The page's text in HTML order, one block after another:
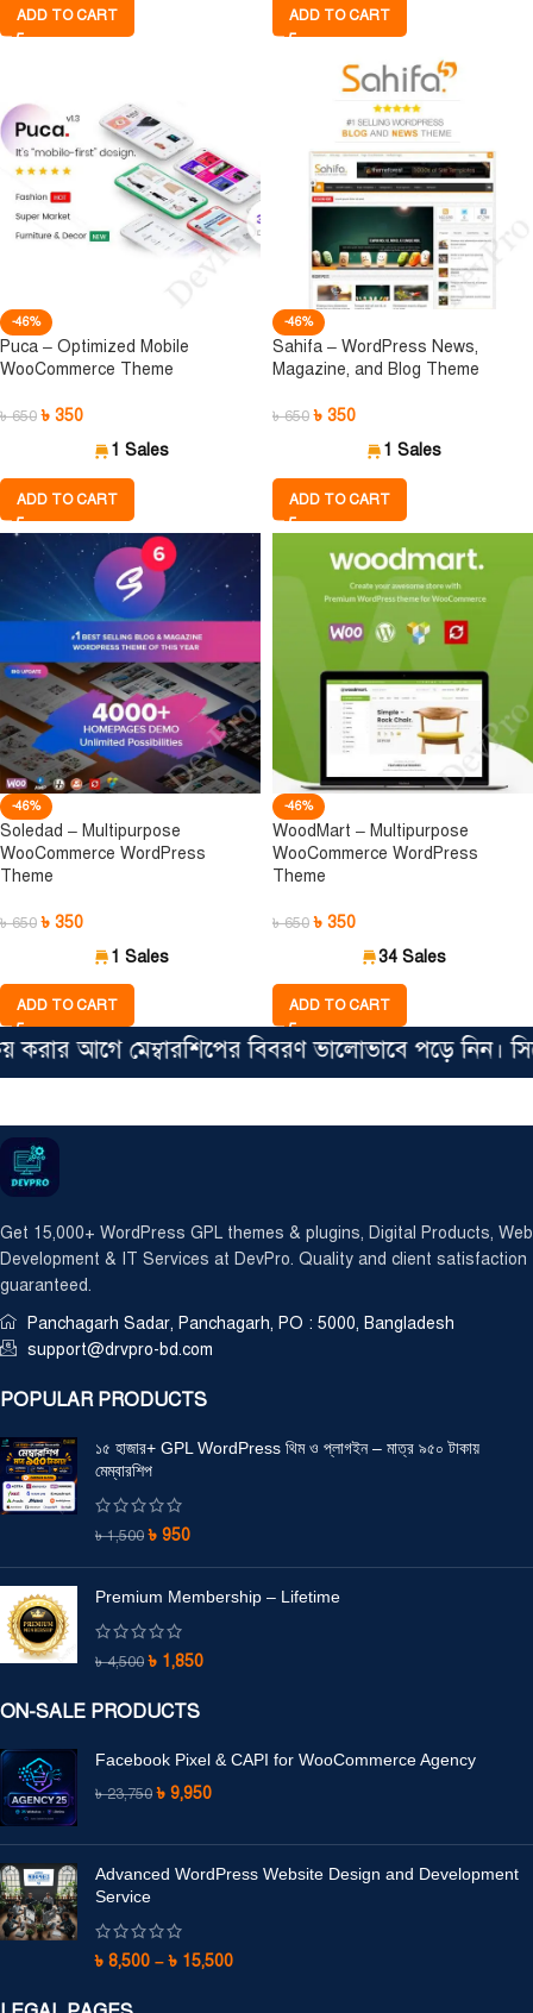
ADD TO CART ADD TO CART
-46%
Puca – Optimized Mobile
WooCommerce Theme
৳650 ৳ 350
1 Sales
ADD TO CART
-46%
Sahifa – WordPress News,
Magazine, and Blog Theme
৳650 ৳ 350
1 Sales
ADD TO CART
-46%
Soledad – Multipurpose
WooCommerce WordPress
Theme
৳650 ৳ 350
1 Sales
ADD TO CART
-46%
WoodMart – Multipurpose
WooCommerce WordPress
Theme
৳650 ৳ 350
34 Sales
ADD TO CART
আগে মেম্বারশিপের বিবরণ ভালোভাবে পড়ে নিন।
Get 15,000+ WordPress GPL themes & plugins, Digital Products, Web
Development & IT Services at DevPro. Quality and client satisfaction
guaranteed.
Panchagarh Sadar, Panchagarh, PO : 5000, Bangladesh
support@drvpro-bd.com
POPULAR PRODUCTS
১৫ হাজার+ GPL WordPress থিম ও প্লাগইন – মাত্র ৯৫০ টাকায়
মেম্বারশিপ
৳1,500 ৳ 950
Premium Membership – Lifetime
৳4,500 ৳ 1,850
ON-SALE PRODUCTS
Facebook Pixel & CAPI for WooCommerce Agency
৳23,750 ৳ 9,950
Advanced WordPress Website Design and Development
Service
৳ 8,500 – ৳ 15,500